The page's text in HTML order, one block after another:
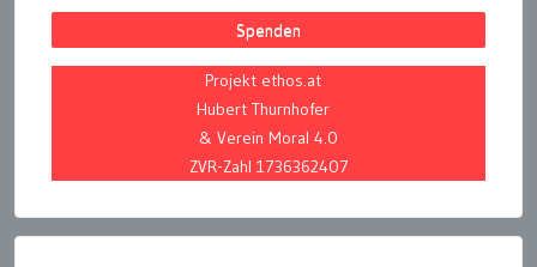
Spenden
Projekt ethos.at
Hubert Thurnhofer
& Verein Moral 4.0
ZVR-Zahl 1736362407